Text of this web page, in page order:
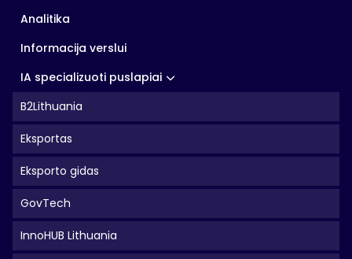
Analitika
Informacija verslui
IA specializuoti puslapiai
B2Lithuania
Eksportas
Eksporto gidas
GovTech
InnoHUB Lithuania